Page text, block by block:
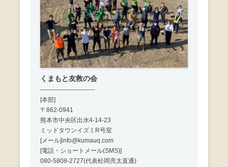
くまもと友救の会
---------------------------
[本部]
〒862-0941
熊本市中央区出水4-14-23
ミッドタウンイズミR号室
[メール]info@kumauq.com
[電話・ショートメール(SMS)]
080-5808-2727(代表松岡亮太直通)